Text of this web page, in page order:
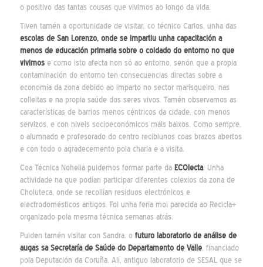
o positivo das tantas cousas que vivimos ao longo da vida.
Tiven tamén a oportunidade de visitar, co técnico Carlos, unha das
escolas de San Lorenzo, onde se impartiu unha capacitación a
menos de educación primaria sobre o coidado do entorno no que
vivimose como isto afecta non só ao entorno, senón que a propia
contaminación do entorno ten consecuencias directas sobre a
economía da zona debido ao imparto no sector marisqueiro, nas
colleitas e na propia saúde dos seres vivos. Tamén observamos as
características de barrios menos céntricos da cidade, con menos
servizos, e con niveis socioeconómicos máis baixos. Como sempre,
o alumnado e profesorado do centro recibiunos coas brazos abertos
e con todo o agradecemento pola charla e a visita.
Coa Técnica Nohelia puidemos formar parte da ECOlecta. Unha
actividade na que podían participar diferentes colexios da zona de
Choluteca, onde se recollían residuos electrónicos e
electrodomésticos antigos. Foi unha feria moi parecida ao Recicla+
organizado pola mesma técnica semanas atrás.
Puiden tamén visitar con Sandra, o futuro laboratorio de análise de
augas sa Secretaría de Saúde do Departamento de Valle, financiado
pola Deputación da Coruña. Alí, antiguo laboratorio de SESAL que se